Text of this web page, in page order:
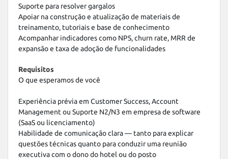
Suporte para resolver gargalos
Apoiar na construção e atualização de materiais de
treinamento, tutoriais e base de conhecimento
Acompanhar indicadores como NPS, churn rate, MRR de
expansão e taxa de adoção de funcionalidades
Requisitos
O que esperamos de você
Experiência prévia em Customer Success, Account
Management ou Suporte N2/N3 em empresa de software
(SaaS ou licenciamento)
Habilidade de comunicação clara — tanto para explicar
questões técnicas quanto para conduzir uma reunião
executiva com o dono do hotel ou do posto